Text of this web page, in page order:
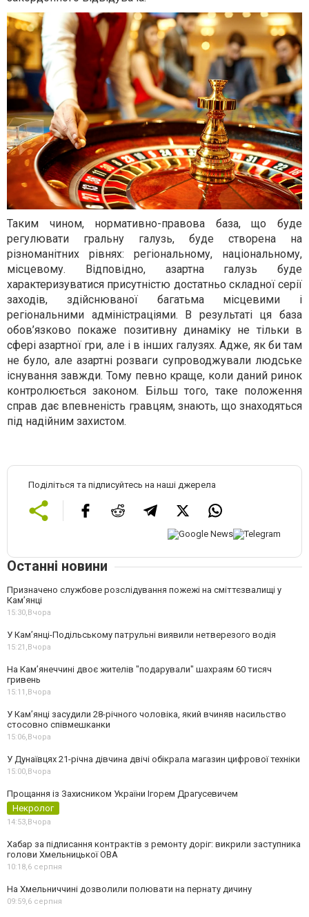
Таким чином, нормативно-правова база, що буде
регулювати гральну галузь, буде створена на
різноманітних рівнях: регіональному, національному,
місцевому. Відповідно, азартна галузь буде
характеризуватися присутністю достатньо складної серії
заходів, здійснюваної багатьма місцевими і
регіональними адміністраціями. В результаті ця база
обов’язково покаже позитивну динаміку не тільки в
сфері азартної гри, але і в інших галузях. Адже, як би там
не було, але азартні розваги супроводжували людське
існування завжди. Тому певно краще, коли даний ринок
контролюється законом. Більш того, таке положення
справ дає впевненість гравцям, знають, що знаходяться
під надійним захистом.
Поділіться та підписуйтесь на наші джерела
Останні новини
Призначено службове розслідування пожежі на сміттєзвалищі у
Кам’янці
15:30, Вчора
У Кам’янці-Подільському патрульні виявили нетверезого водія
15:21, Вчора
На Камʼянеччині двоє жителів "подарували" шахраям 60 тисяч
гривень
15:11, Вчора
У Камʼянці засудили 28-річного чоловіка, який вчиняв насильство
стосовно співмешканки
15:06, Вчора
У Дунаївцях 21-річна дівчина двічі обікрала магазин цифрової техніки
15:00, Вчора
Прощання із Захисником України Ігорем Драгусевичем
Некролог
14:53, Вчора
Хабар за підписання контрактів з ремонту доріг: викрили заступника
голови Хмельницької ОВА
10:18, 6 серпня
На Хмельниччині дозволили полювати на пернату дичину
09:59, 6 серпня